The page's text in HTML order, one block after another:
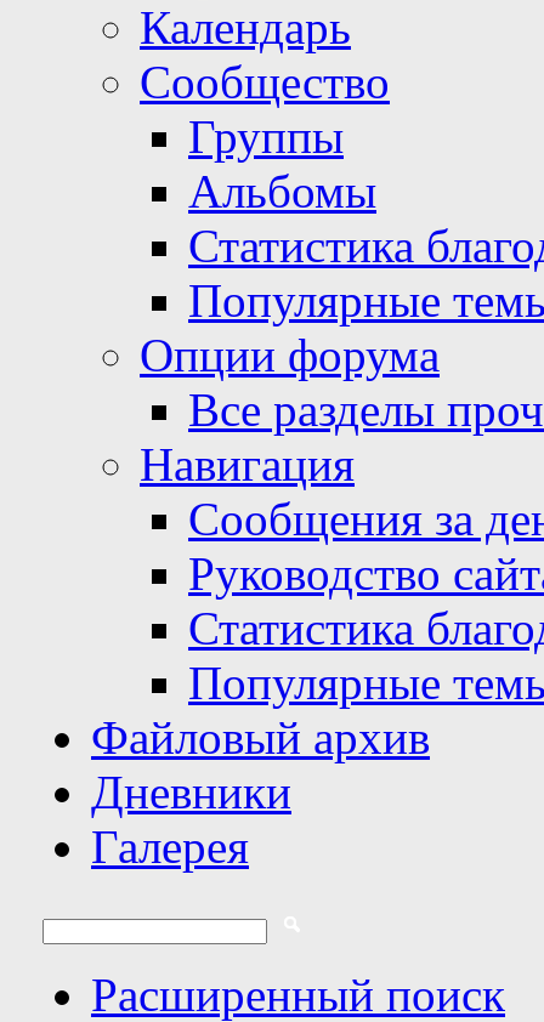
Календарь
Сообщество
Группы
Альбомы
Статистика
Популярные
Опции форума
Все разделы
Навигация
Сообщения за
Руководство
Статистика
Популярные
Файловый архив
Дневники
Галерея
Расширенный поиск